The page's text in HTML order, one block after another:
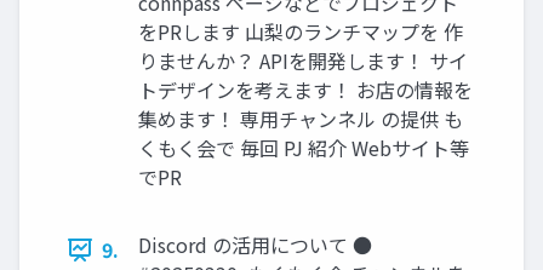
をPRします 山梨のランチマップを 作
りませんか？ APIを開発します！ サイ
トデザインを考えます！ お店の情報を
集めます！ 専用チャンネル の提供 も
くもく会で 毎回 PJ 紹介 Webサイト等
でPR
9.
Discord の活用について ●